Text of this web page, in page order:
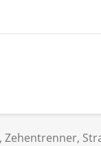
Zehentrenner,